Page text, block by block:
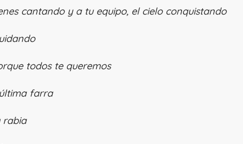
cantando y a tu equipo, el cielo conquistando
todos te queremos
farra
rabia